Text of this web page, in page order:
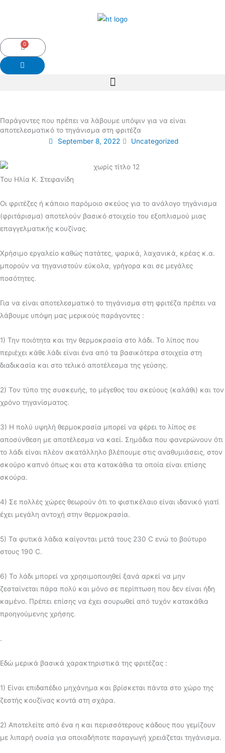
0
Cart
Παράγοντες που πρέπει να λάβουμε υπόψιν για να είναι
αποτελεσματικό το τηγάνισμα στη φριτέζα
September 8, 2022
Uncategorized
Του Ηλία Κ. Στεφανίδη
Οι φριτέζες ή κάποιο παρόμοιο σκεύος για το ανάλογο τηγάνισμα
(φριτάρισμα) αποτελούν βασικό στοιχείο του εξοπλισμού μιας
επαγγελματικής κουζίνας.
Χρήσιμο εργαλείο καθώς πατάτες, ψαρικά, λαχανικά, κρέας κ.α.
μπορούν να τηγανιστούν εύκολα, γρήγορα και σε μεγάλες
ποσότητες.
Για να είναι αποτελεσματικό το τηγάνισμα στη φριτέζα πρέπει να
λάβουμε υπόψη μας μερικούς παράγοντες :
1) Την ποιότητα και την θερμοκρασία στο λάδι. Το λίπος που
περιέχει κάθε λάδι είναι ένα από τα βασικότερα στοιχεία στη
διαδικασία και στο τελικό αποτέλεσμα της γεύσης.
2) Τον τύπο της συσκευής, το μέγεθος του σκεύους (καλάθι) και τον
χρόνο τηγανίσματος.
3) Η πολύ υψηλή θερμοκρασία μπορεί να φέρει το λίπος σε
αποσύνθεση με αποτέλεσμα να καεί. Σημάδια που φανερώνουν ότι
το λάδι είναι πλέον ακατάλληλο βλέπουμε στις αναθυμιάσεις, στον
σκούρο καπνό όπως και στα κατακάθια τα οποία είναι επίσης
σκούρα.
4) Σε πολλές χώρες θεωρούν ότι το φιστικέλαιο είναι ιδανικό γιατί
έχει μεγάλη αντοχή στην θερμοκρασία.
5) Τα φυτικά λάδια καίγονται μετά τους 230 C ενώ το βούτυρο
στους 190 C.
6) Το λάδι μπορεί να χρησιμοποιηθεί ξανά αρκεί να μην
ζεσταίνεται πάρα πολύ και μόνο σε περίπτωση που δεν είναι ήδη
καμένο. Πρέπει επίσης να έχει σουρωθεί από τυχόν κατακάθια
προηγούμενης χρήσης.
.
Εδώ μερικά βασικά χαρακτηριστικά της φριτέζας :
1) Είναι επιδαπέδιο μηχάνημα και βρίσκεται πάντα στο χώρο της
ζεστής κουζίνας κοντά στη σχάρα.
2) Αποτελείτε από ένα η και περισσότερους κάδους που γεμίζουν
µε λιπαρή ουσία για οποιαδήποτε παραγωγή χρειάζεται τηγάνισμα.